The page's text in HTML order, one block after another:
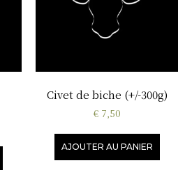
Civet de biche (+/-300g)
€7,50
AJOUTER AU PANIER